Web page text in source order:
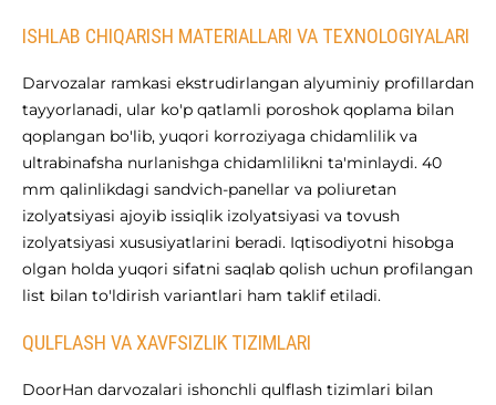
ISHLAB CHIQARISH MATERIALLARI VA TEXNOLOGIYALARI
Darvozalar ramkasi ekstrudirlangan alyuminiy profillardan
tayyorlanadi, ular ko'p qatlamli poroshok qoplama bilan
qoplangan bo'lib, yuqori korroziyaga chidamlilik va
ultrabinafsha nurlanishga chidamlilikni ta'minlaydi. 40
mm qalinlikdagi sandvich-panellar va poliuretan
izolyatsiyasi ajoyib issiqlik izolyatsiyasi va tovush
izolyatsiyasi xususiyatlarini beradi. Iqtisodiyotni hisobga
olgan holda yuqori sifatni saqlab qolish uchun profilangan
list bilan to'ldirish variantlari ham taklif etiladi.
QULFLASH VA XAVFSIZLIK TIZIMLARI
DoorHan darvozalari ishonchli qulflash tizimlari bilan